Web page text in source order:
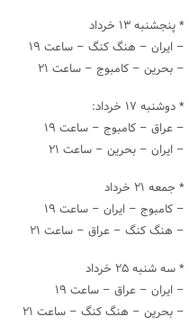
* پنجشنبه ۱۳ خرداد
– ایران – هنگ کنگ – ساعت ۱۹
– بحرین – کامبوج – ساعت ۲۱
* دوشنبه ۱۷ خرداد:
– عراق – کامبوج – ساعت ۱۹
– ایران – بحرین – ساعت ۲۱
* جمعه ۲۱ خرداد
– کامبوج – ایران – ساعت ۱۹
– هنگ کنگ – عراق – ساعت ۲۱
* سه شنبه ۲۵ خرداد
– ایران – عراق – ساعت ۱۹
– بحرین – هنگ کنگ – ساعت ۲۱